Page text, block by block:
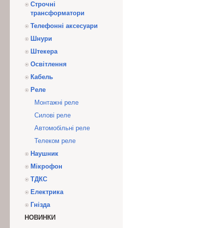
Строчні
трансформатори
Телефонні аксесуари
Шнури
Штекера
Освітлення
Кабель
Реле
Монтажні реле
Силові реле
Автомобільні реле
Телеком реле
Наушник
Мікрофон
ТДКС
Електрика
Гнізда
НОВИНКИ